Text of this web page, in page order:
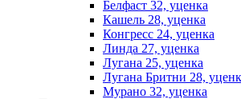
Белфаст 32, уценка
Кашель 28, уценка
Конгресс 24, уценка
Линда 27, уценка
Лугана 25, уценка
Лугана Бритни 28,
Мурано 32, уценка